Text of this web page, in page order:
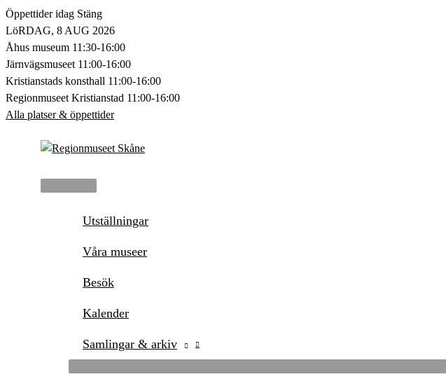
Hoppa
till
innehåll
Öppettider idag Stäng
LöRDAG, 8 AUG 2026
Åhus museum 11:30-16:00
Järnvägsmuseet 11:00-16:00
Kristianstads konsthall 11:00-16:00
Regionmuseet Kristianstad 11:00-16:00
Alla platser & öppettider
Huvudmeny
Utställningar
Våra museer
Besök
Kalender
Samlingar & arkiv